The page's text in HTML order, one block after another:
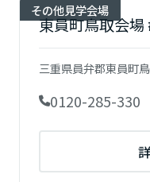
その他見学会場
東員町鳥取会場
三重県員弁郡東員町
0120-285-330